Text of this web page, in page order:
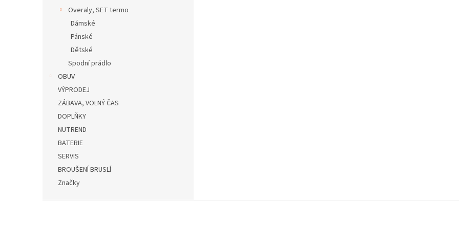
Overaly, SET termo
Dámské
Pánské
Dětské
Spodní prádlo
OBUV
VÝPRODEJ
ZÁBAVA, VOLNÝ ČAS
DOPLŇKY
NUTREND
BATERIE
SERVIS
BROUŠENÍ BRUSLÍ
Značky